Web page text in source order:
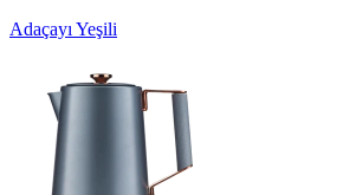
Adaçayı Yeşili